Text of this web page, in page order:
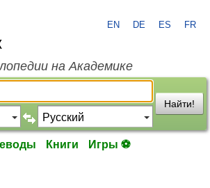
EN DE ES FR
на Академике
Найти!
Книги Игры ⚽